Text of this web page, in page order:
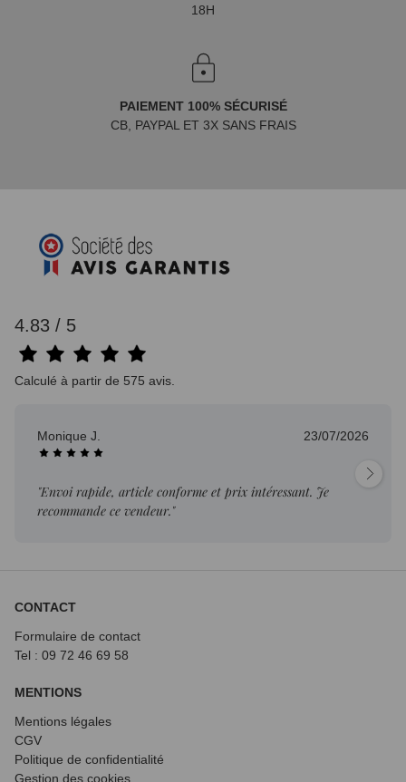
18H
PAIEMENT 100% SÉCURISÉ
CB, PAYPAL ET 3X SANS FRAIS
4.83 / 5
Calculé à partir de 575 avis.
Monique J. 23/07/2026
"Envoi rapide, article conforme et prix intéressant. Je
recommande ce vendeur."
CONTACT
Formulaire de contact
Tel : 09 72 46 69 58
MENTIONS
Mentions légales
CGV
Politique de confidentialité
Gestion des cookies